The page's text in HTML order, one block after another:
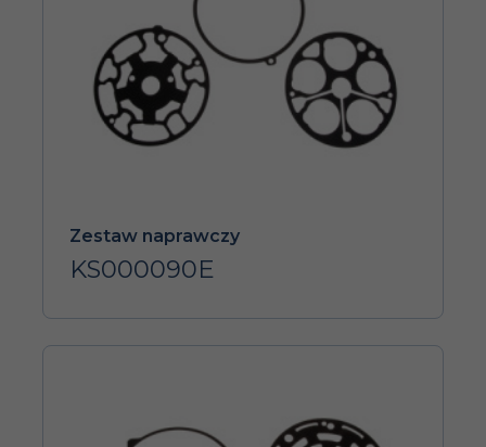
Zestaw naprawczy
KS000090E